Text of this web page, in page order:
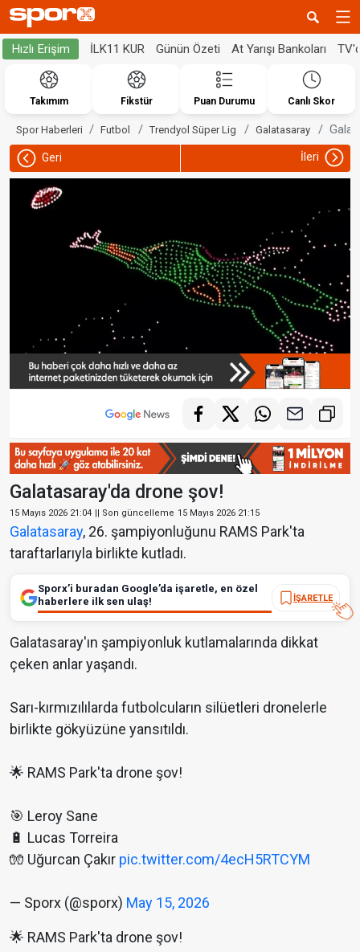
Hızlı Erişim İLK11 KUR Günün Özeti At Yarışı Bankoları
Takımım Fikstür Puan Durumu Canlı Skor
Spor Haberleri Futbol Trendyol Süper Lig Galatasaray
Geri İleri
Galatasaray'da drone şov!
15 Mayıs 2026 21:04 || Son güncelleme 15 Mayıs 2026 21:15
Galatasaray, 26. şampiyonluğunu RAMS Park'ta
taraftarlarıyla birlikte kutladı.
Sporx’i buradan Google’da işaretle, en özel
haberlere ilk sen ulaş!
İŞARETLE
Galatasaray'ın şampiyonluk kutlamalarında dikkat
çeken anlar yaşandı.
Sarı-kırmızılılarda futbolcuların silüetleri dronelerle
birlikte gökyüzüne yansıtıldı.
🌟 RAMS Park'ta drone şov!
🎯 Leroy Sane
🔋 Lucas Torreira
🧤 Uğurcan Çakır pic.twitter.com/4ecH5RTCYM
— Sporx (@sporx) May 15, 2026
🌟 RAMS Park'ta drone şov!